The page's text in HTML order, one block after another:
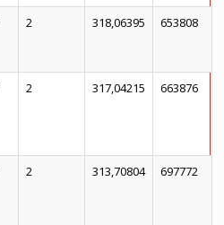
2 318,06395 653808
2 317,04215 663876
2 313,70804 697772